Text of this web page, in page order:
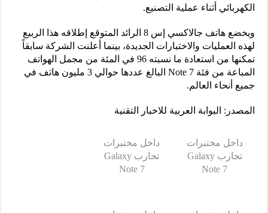
الكهربائي أثناء عملية التصنيع.
ويخضع هاتف جالاكسي إس 8 الرائد المتوقع إطلاقه هذا الربيع
لهذه العمليات والاختبارات الجديدة، بينما أعلنت الشركة سابقاً
تمكنها من استعادة ما نسبته 96 في المئة من مجمل الهواتف
المباعة من فئة Note 7 البالغ عددها حوالي 3 مليون هاتف في
جميع أنحاء العالم.
المصدر: البوابة العربية للاخبار التقنية
داخل مختبرات
تجارب Galaxy
Note 7
داخل مختبرات
تجارب Galaxy
Note 7